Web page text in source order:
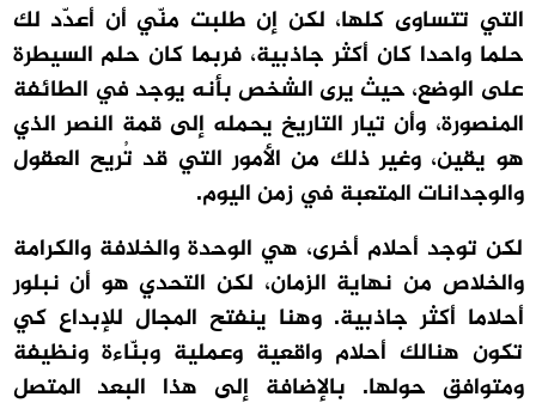
التي تتساوى كلها، لكن إن طلبت منّي أن أعدّد لك
حلما واحدا كان أكثر جاذبية، فربما كان حلم السيطرة
على الوضع، حيث يرى الشخص بأنه يوجد في الطائفة
المنصورة، وأن تيار التاريخ يحمله إلى قمة النصر الذي
هو يقين، وغير ذلك من الأمور التي قد تُريح العقول
والوجدانات المتعبة في زمن اليوم.
لكن توجد أحلام أخرى، هي الوحدة والخلافة والكرامة
والخلاص من نهاية الزمان، لكن التحدي هو أن نبلور
أحلاما أكثر جاذبية. وهنا ينفتح المجال للإبداع كي
تكون هنالك أحلام واقعية وعملية وبنّاءة ونظيفة
ومتوافق حولها. بالإضافة إلى هذا البعد المتصل